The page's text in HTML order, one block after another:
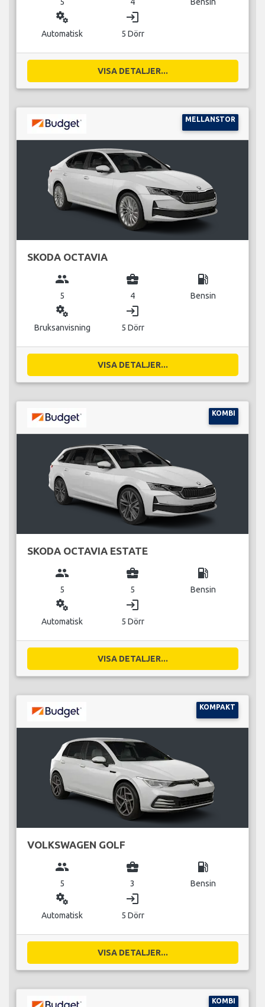
miscellaneous_services
Automatisk
login
5 Dörr
VISA DETALJER...
MELLANSTOR
SKODA OCTAVIA
group
5
business_center
4
local_gas_station
Bensin
miscellaneous_services
Bruksanvisning
login
5 Dörr
VISA DETALJER...
KOMBI
SKODA OCTAVIA ESTATE
group
5
business_center
5
local_gas_station
Bensin
miscellaneous_services
Automatisk
login
5 Dörr
VISA DETALJER...
KOMPAKT
VOLKSWAGEN GOLF
group
5
business_center
3
local_gas_station
Bensin
miscellaneous_services
Automatisk
login
5 Dörr
VISA DETALJER...
KOMBI